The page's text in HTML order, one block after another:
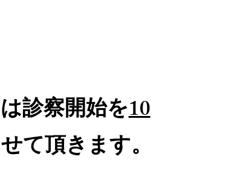
診察開始を10
て頂きます。